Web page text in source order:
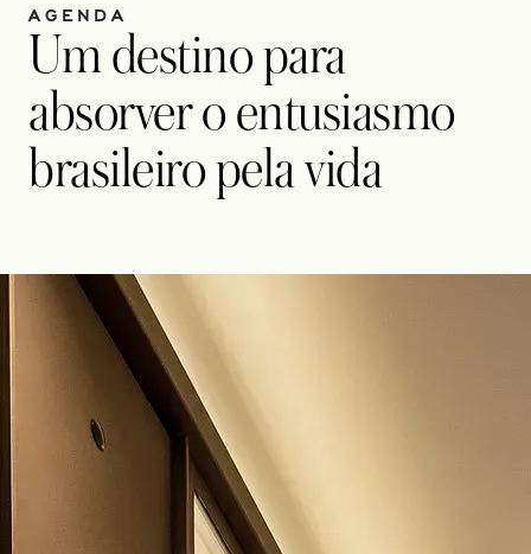
AGENDA
Um destino para
absorver o entusiasmo
brasileiro pela vida